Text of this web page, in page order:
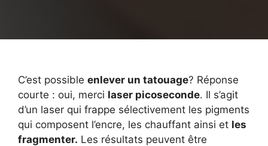
C’est possible enlever un tatouage? Réponse
courte : oui, merci laser picoseconde. Il s’agit
d’un laser qui frappe sélectivement les pigments
qui composent l’encre, les chauffant ainsi et les
fragmenter. Les résultats peuvent être